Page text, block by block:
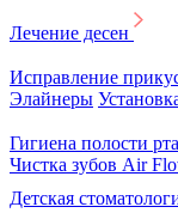
Лечение десен
Исправление
Элайнеры
Гигиена полости рта
Чистка зубов Air
Детская